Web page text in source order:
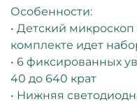
Особенности:
• Детский
комплекте идет
• 6 фиксированных
40 до 640 крат
• Нижняя